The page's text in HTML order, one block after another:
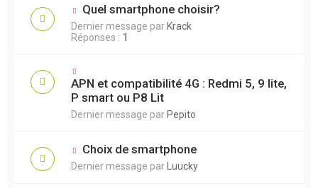
Quel smartphone choisir?
Dernier message par Krack
Réponses : 1
APN et compatibilité 4G : Redmi 5, 9 lite,
P smart ou P8 Lit
Dernier message par Pepito
Choix de smartphone
Dernier message par Luucky